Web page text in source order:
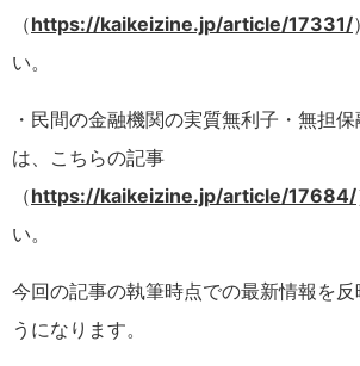
（https://kaikeizine.jp/article/17331/
い。
・民間の金融機関の実質無利子・無担
は、こちらの記事
（https://kaikeizine.jp/article/17684/
い。
今回の記事の執筆時点での最新情報を
うになります。